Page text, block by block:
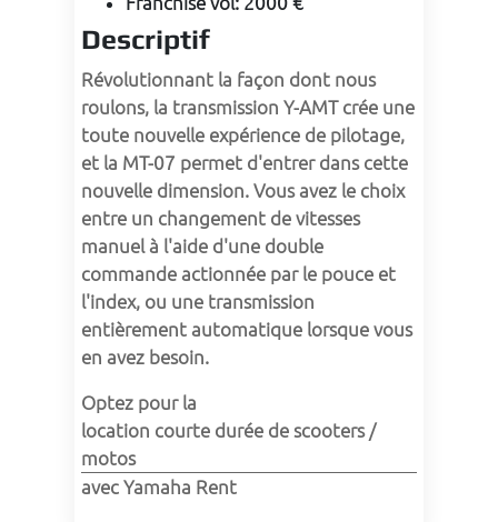
Descriptif
Révolutionnant la façon dont nous
roulons, la transmission Y-AMT crée une
toute nouvelle expérience de pilotage,
et la MT-07 permet d'entrer dans cette
nouvelle dimension. Vous avez le choix
entre un changement de vitesses
manuel à l'aide d'une double
commande actionnée par le pouce et
l'index, ou une transmission
entièrement automatique lorsque vous
en avez besoin.
Optez pour la
location courte durée de scooters /
motos
avec Yamaha Rent